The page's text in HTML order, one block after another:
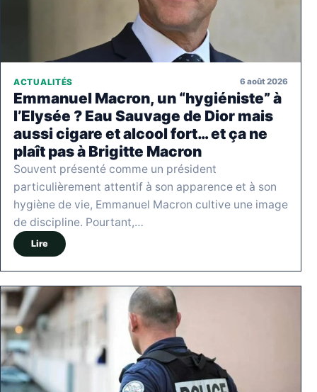
ACTUALITÉS 6 août 2026
Emmanuel Macron, un “hygiéniste” à
l’Elysée ? Eau Sauvage de Dior mais
aussi cigare et alcool fort… et ça ne
plaît pas à Brigitte Macron
Souvent présenté comme un président
particulièrement attentif à son apparence et à son
hygiène de vie, Emmanuel Macron cultive une image
de discipline. Pourtant,…
Lire